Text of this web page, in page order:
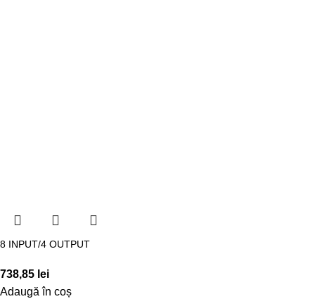
8 INPUT/4 OUTPUT
738,85 lei
Adaugă în coș